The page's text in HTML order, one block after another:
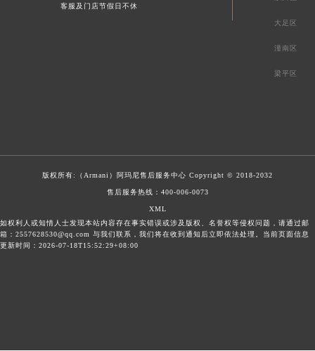
客服及门店节假日不休
大足区
潼南区
梁平区
版权所有:（Armani） 阿玛尼售后服务中心 Copyright © 2018-2032
售后服务热线： 400-006-0073
XML
如权利人或知情人士发现本站内容存在事实错误或涉及版权、名誉权等侵权问题，请通过邮
箱：2557628530@qq.com 与我们联系，我们将在收到通知后立即依法处理。当前页面信息
更新时间：2026-07-18T15:52:29+08:00